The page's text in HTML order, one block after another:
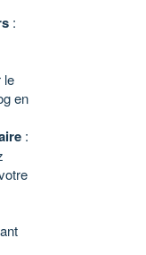
:
le
en
: